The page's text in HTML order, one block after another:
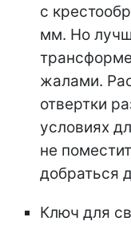
с
мм. Но
жалами.
отвертки
условиях
не
добраться
Ключ для